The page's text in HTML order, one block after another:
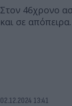
Στον 46χρονο
και σε απόπειρα.
02.12.2024 13:41